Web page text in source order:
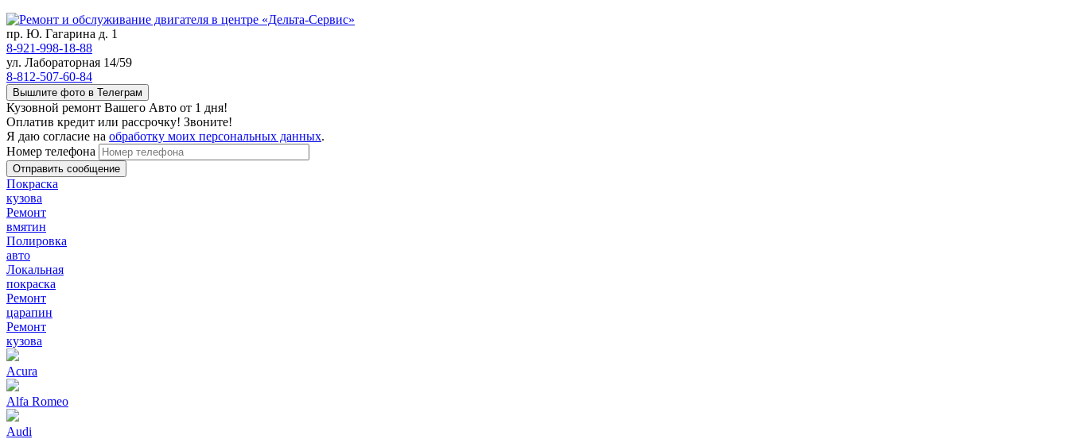
пр. Ю. Гагарина д. 1
8-921-998-18-88
ул. Лабораторная 14/59
8-812-507-60-84
Вышлите фото в Телеграм
Кузовной ремонт Вашего Авто от 1 дня!
Оплатив кредит или рассрочку! Звоните!
Я даю согласие на обработку моих персональных данных.
Номер телефона
Покраска
кузова
Ремонт
вмятин
Полировка
авто
Локальная
покраска
Ремонт
царапин
Ремонт
кузова
Acura
Alfa Romeo
Audi